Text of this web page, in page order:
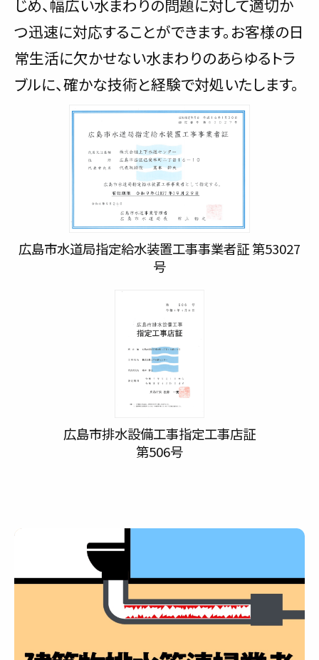
じめ、幅広い水まわりの問題に対して適切か
つ迅速に対応することができます。お客様の日
常生活に欠かせない水まわりのあらゆるトラ
ブルに、確かな技術と経験で対処いたします。
広島市水道局指定給水装置工事事業者証 第53027
号
広島市排水設備工事指定工事店証
第506号